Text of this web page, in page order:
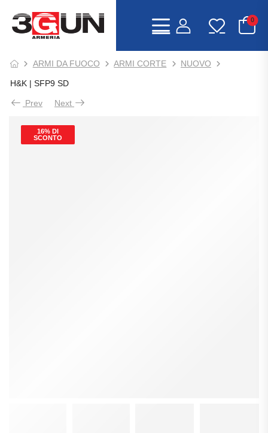
0
ARMI DA FUOCO ARMI CORTE NUOVO
H&K | SFP9 SD
Prev Next
16% DI
SCONTO